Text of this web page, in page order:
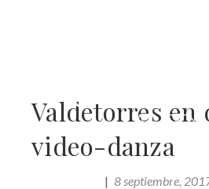
Valdetorres en
video-danza
8 septiembre,